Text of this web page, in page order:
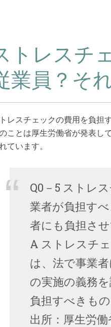
トレスチ
業員？そ
レスチェックの費用を負担
ことは厚生労働省が発表し
ています。
Q0－5 ストレ
業者が負担す
者にも負担さ
A ストレスチ
は、法で事業
の実施の義務
負担すべきもの
出所：厚生労働